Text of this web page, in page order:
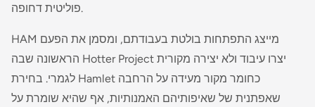
פוליטית דחופה.
HAM מייצג התפתחות בולטת בעבודתם, ומסמן את הפעם
הראשונה שבה Hotter Project יצרו עיבוד ולא יצירה מקורית
לגמרי. בחירת Hamlet כחומר מקור מעידה על הרחבה
שאפתנית של שאיפותיהם האמנותיות, אף שהיא שומרת על